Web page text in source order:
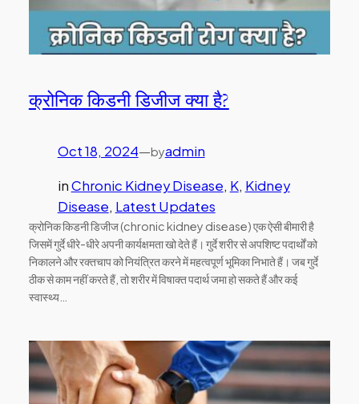
क्रोनिक किडनी डिजीज क्या है?
Oct 18, 2024—byadmin
inChronic Kidney Disease, K, Kidney
Disease, Latest Updates
क्रोनिक किडनी डिजीज (chronic kidney disease) एक ऐसी बीमारी है
जिसमें गुर्दे धीरे-धीरे अपनी कार्यक्षमता खो देते हैं। गुर्दे शरीर से अपशिष्ट पदार्थों को
निकालने और रक्तचाप को नियंत्रित करने में महत्वपूर्ण भूमिका निभाते हैं। जब गुर्दे
ठीक से काम नहीं करते हैं, तो शरीर में विषाक्त पदार्थ जमा हो सकते हैं और कई
स्वास्थ्य…